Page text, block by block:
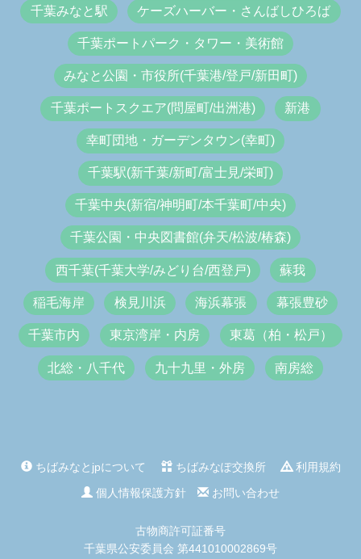
千葉みなと駅 ケーズハーバー・さんばしひろば
千葉ポートパーク・タワー・美術館
みなと公園・市役所(千葉港/登戸/新田町)
千葉ポートスクエア(問屋町/出洲港) 新港
幸町団地・ガーデンタウン(幸町)
千葉駅(新千葉/新町/富士見/栄町)
千葉中央(新宿/神明町/本千葉町/中央)
千葉公園・中央図書館(弁天/松波/椿森)
西千葉(千葉大学/みどり台/西登戸) 蘇我
稲毛海岸 検見川浜 海浜幕張 幕張豊砂
千葉市内 東京湾岸・内房 東葛（柏・松戸）
北総・八千代 九十九里・外房 南房総
ちばみなとjpについて ちばみなぽ交換所
利用規約
個人情報保護方針
お問い合わせ
古物商許可証番号
千葉県公安委員会 第441010002869号